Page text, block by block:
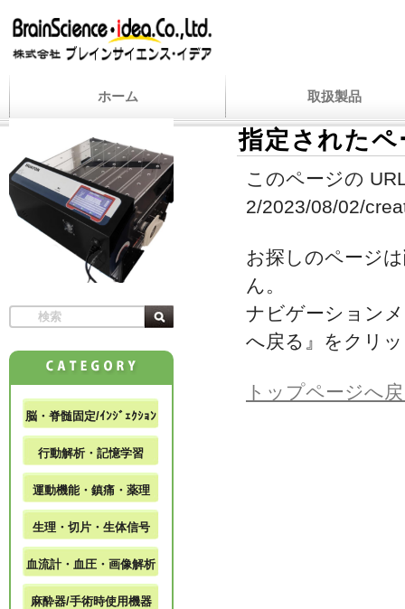
ホーム 取扱製品
指定された
このページの
2/2023/08/02/
お探しのページ
ん。
ナビゲーション
へ戻る』をクリ
トップページへ
脳・脊髄固定/ｲﾝｼﾞｪｸｼｮﾝ
行動解析・記憶学習
運動機能・鎮痛・薬理
生理・切片・生体信号
血流計・血圧・画像解析
麻酔器/手術時使用機器